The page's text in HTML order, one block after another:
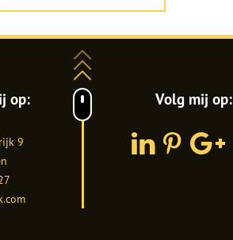
op:
9
Volg mij op:
LinkedInPinterestGoogle